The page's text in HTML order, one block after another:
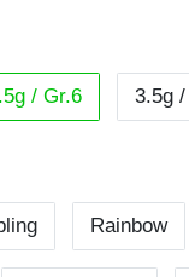
/ Gr.6 3.5g
Rainbow